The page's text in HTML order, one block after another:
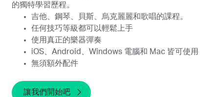
的獨特學習歷程。
吉他、鋼琴、貝斯、烏克麗麗和歌唱的課程。
任何技巧等級都可以輕鬆上手
使用真正的樂器彈奏
iOS、Android、Windows 電腦和 Mac 皆可使用
無須額外配件
讓我們開始吧